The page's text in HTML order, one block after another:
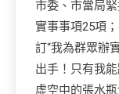
市委、市當局
實事事項25項
訂“我為群眾辦
出手！只有我
虛空中的張水